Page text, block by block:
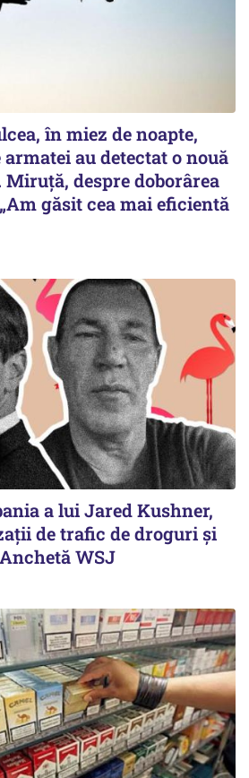
în miez de noapte,
au detectat o nouă
despre doborârea
găsit cea mai eficientă
a lui Jared Kushner,
de trafic de droguri și
WSJ